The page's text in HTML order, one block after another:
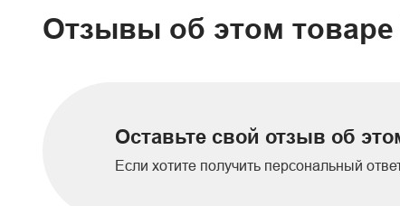
Отзывы об этом товаре
Оставьте свой отзыв об
Если хотите получить персональный